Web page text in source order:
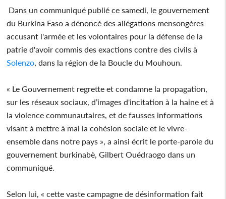
Dans un communiqué publié ce samedi, le gouvernement
du Burkina Faso a dénoncé des allégations mensongères
accusant l'armée et les volontaires pour la défense de la
patrie d'avoir commis des exactions contre des civils à
Solenzo , dans la région de la Boucle du Mouhoun.
« Le Gouvernement regrette et condamne la propagation,
sur les réseaux sociaux, d’images d'incitation à la haine et à
la violence communautaires, et de fausses informations
visant à mettre à mal la cohésion sociale et le vivre-
ensemble dans notre pays », a ainsi écrit le porte-parole du
gouvernement burkinabè, Gilbert Ouédraogo dans un
communiqué.
Selon lui, « cette vaste campagne de désinformation fait